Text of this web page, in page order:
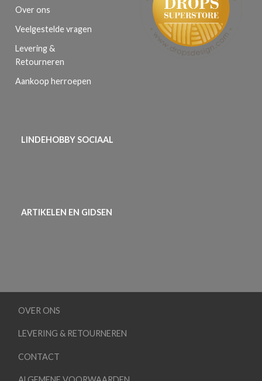
Over ons
Veelgestelde vragen
Levering &
Retourneren
Aankoop herroepen
LINDEHOBBY SOCIAAL
ARTIKELEN EN GIDSEN
OVER ONS
LEVERING & RETOURNEREN
CONTACT